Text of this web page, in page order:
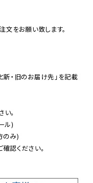
新・旧のお届け先」を記載
。
ル)
のみ)
認ください。